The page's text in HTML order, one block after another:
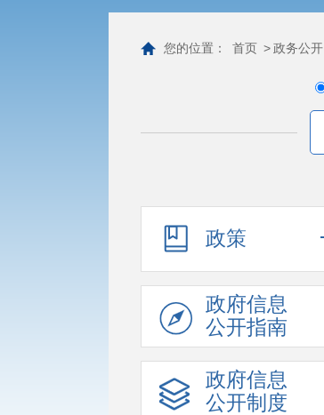
您的位置： 首页 >政务公开
政策
政府信息
公开指南
政府信息
公开制度